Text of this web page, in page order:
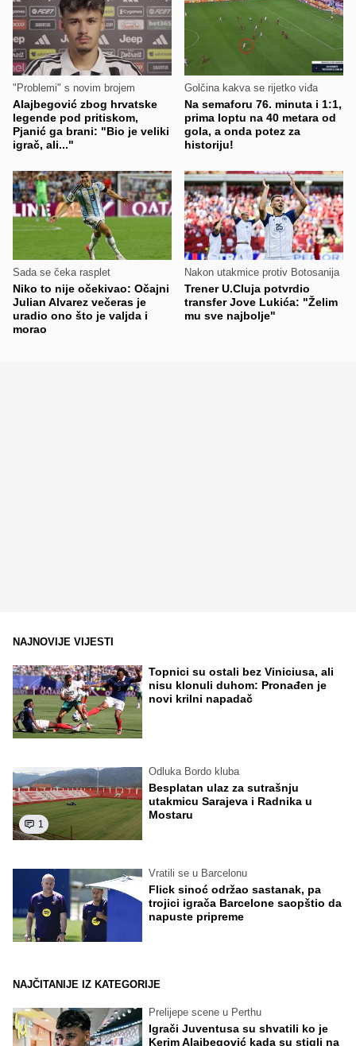
"Problemi" s novim brojem
Alajbegović zbog hrvatske
legende pod pritiskom,
Pjanić ga brani: "Bio je veliki
igrač, ali..."
Golčina kakva se rijetko viđa
Na semaforu 76. minuta i 1:1,
prima loptu na 40 metara od
gola, a onda potez za
historiju!
Sada se čeka rasplet
Niko to nije očekivao: Očajni
Julian Alvarez večeras je
uradio ono što je valjda i
morao
Nakon utakmice protiv Botosanija
Trener U.Cluja potvrdio
transfer Jove Lukića: "Želim
mu sve najbolje"
NAJNOVIJE VIJESTI
Topnici su ostali bez Viniciusa, ali
nisu klonuli duhom: Pronađen je
novi krilni napadač
1
Odluka Bordo kluba
Besplatan ulaz za sutrašnju
utakmicu Sarajeva i Radnika u
Mostaru
Vratili se u Barcelonu
Flick sinoć održao sastanak, pa
trojici igrača Barcelone saopštio da
napuste pripreme
NAJČITANIJE IZ KATEGORIJE
Prelijepe scene u Perthu
Igrači Juventusa su shvatili ko je
Kerim Alajbegović kada su stigli na